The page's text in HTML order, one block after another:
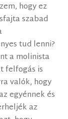
hogy ez
szabad
tud lenni?
a molinista
felfogás is
valók, hogy
egyénnek és
az